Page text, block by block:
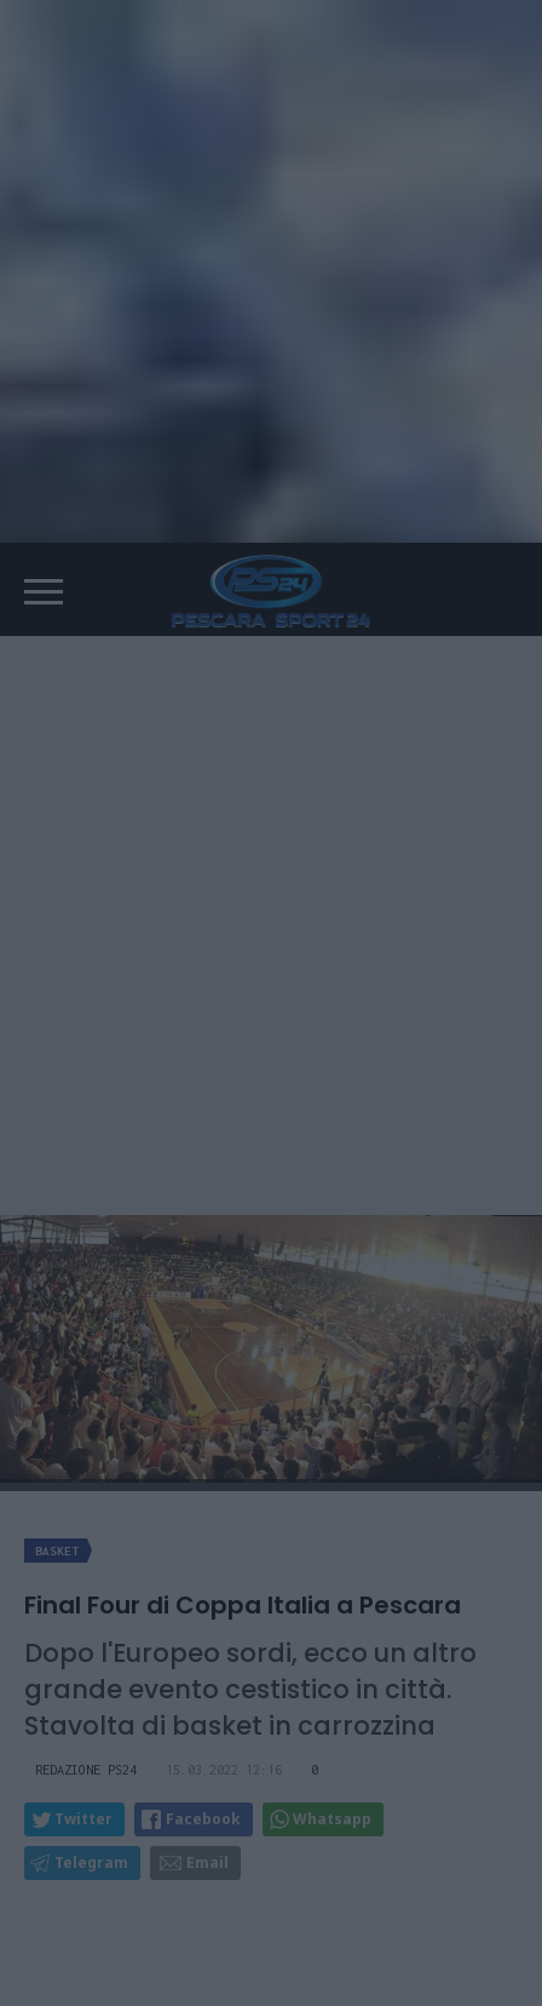
BASKET
Final Four di Coppa Italia a Pescara
Dopo l'Europeo sordi, ecco un altro
grande evento cestistico in città.
Stavolta di basket in carrozzina
REDAZIONE PS24 15.03.2022 12:16 0
Twitter Facebook Whatsapp
Telegram Email